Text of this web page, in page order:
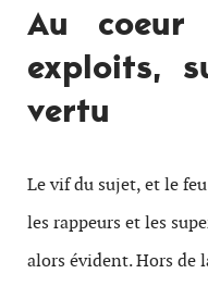
Au
exploits,
vertu
Le vif du sujet, et le
les rappeurs et les
alors évi­dent. Hors de